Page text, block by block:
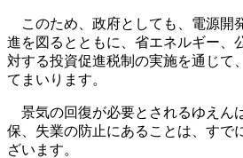
このため、政府としても、電源開
進を図るとともに、省エネルギー、
対する投資促進税制の実施を通じて
てまいります。
景気の回復が必要とされるゆえん
保、失業の防止にあることは、すで
ざいます。